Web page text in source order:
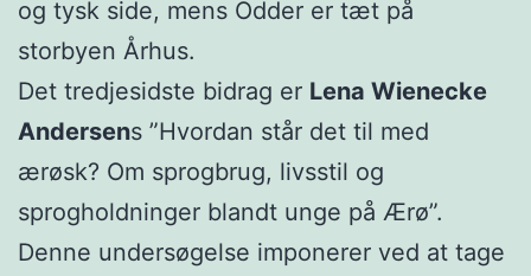
og tysk side, mens Odder er tæt på
storbyen Århus.
Det tredjesidste bidrag er Lena Wienecke
Andersens ”Hvordan står det til med
ærøsk? Om sprogbrug, livsstil og
sprogholdninger blandt unge på Ærø”.
Denne undersøgelse imponerer ved at tage